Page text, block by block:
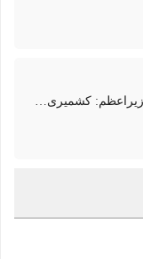
پہلی ممکنہ مسلمان وزیراعظم: کشمیری نژاد شبانہ محمود برطانیہ میں مقبول